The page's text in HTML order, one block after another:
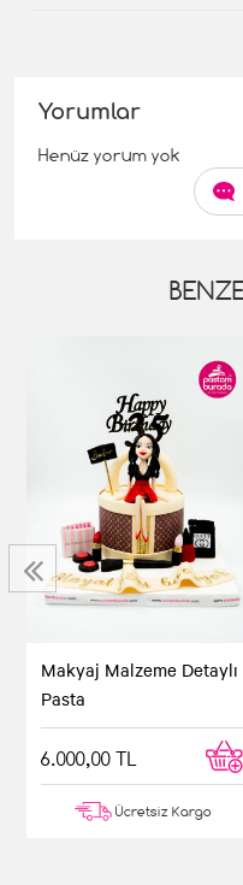
Yorumlar
Henüz yorum yok
Makyaj Malzeme Detaylı
Pasta
6.000,00 TL
Ücretsiz Kargo
‹